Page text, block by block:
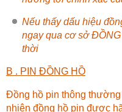
Nếu thấy dấu hiệu
ngay qua cơ sởĐỒNG
thời
B . PIN ĐỒNG HỒ
Đồng hồ pin thông
nhiên đồng hồ pin được